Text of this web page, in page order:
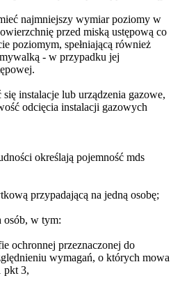
najmniejszy wymiar poziomy w
przed miską ustępową co
poziomym, spełniającą również
- w przypadku jej
instalacje lub urządzenia gazowe,
odcięcia instalacji gazowych
określają pojemność mds
przypadającą na jedną osobę;
osób, w tym:
ochronnej przeznaczonej do
wymagań, o których mowa
pkt 3,